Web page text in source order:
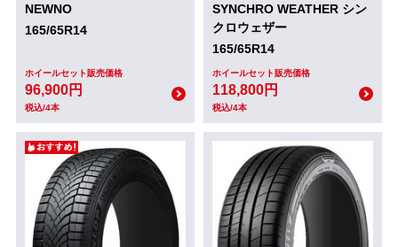
NEWNO
165/65R14
ホイールセット販売価格
96,900円
税込/4本
SYNCHRO WEATHER シン
クロウェザー
165/65R14
ホイールセット販売価格
118,800円
税込/4本